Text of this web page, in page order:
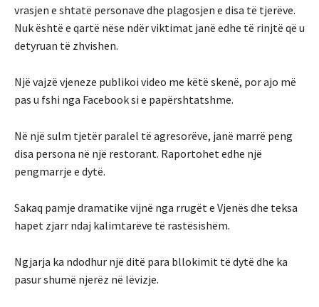
vrasjen e shtatë personave dhe plagosjen e disa të tjerëve.
Nuk është e qartë nëse ndër viktimat janë edhe të rinjtë që u
detyruan të zhvishen.
Një vajzë vjeneze publikoi video me këtë skenë, por ajo më
pas u fshi nga Facebook si e papërshtatshme.
Në një sulm tjetër paralel të agresorëve, janë marrë peng
disa persona në një restorant. Raportohet edhe një
pengmarrje e dytë.
Sakaq pamje dramatike vijnë nga rrugët e Vjenës dhe teksa
hapet zjarr ndaj kalimtarëve të rastësishëm.
Ngjarja ka ndodhur një ditë para bllokimit të dytë dhe ka
pasur shumë njerëz në lëvizje.